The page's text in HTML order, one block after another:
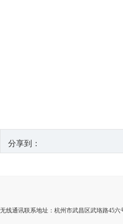
分享到：
无线通讯联系地址：杭州市武昌区武珞路45